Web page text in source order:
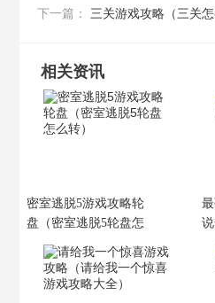
下一篇： 三关游戏攻略（三关怎
相关资讯
密室逃脱5游戏攻略轮
盘（密室逃脱5轮盘怎
么转）